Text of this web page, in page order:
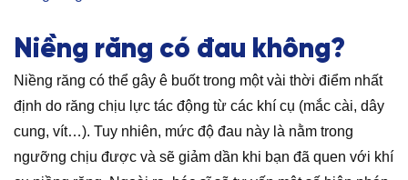
Niềng răng có đau không?
Niềng răng có thể gây ê buốt trong một vài thời điểm nhất
định do răng chịu lực tác động từ các khí cụ (mắc cài, dây
cung, vít…). Tuy nhiên, mức độ đau này là nằm trong
ngưỡng chịu được và sẽ giảm dần khi bạn đã quen với khí